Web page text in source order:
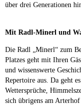
über drei Generationen
Mit Radl-Minerl und
Die Radl „Minerl“ zum
Platzes geht mit Ihren
und wissenswerte
Repertoire aus. Da geht
Wettersprüche,
sich übrigens am